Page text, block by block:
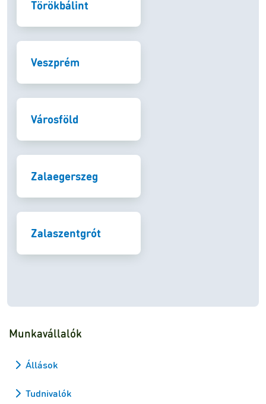
Törökbálint
Veszprém
Városföld
Zalaegerszeg
Zalaszentgrót
Munkavállalók
Állások
Tudnivalók